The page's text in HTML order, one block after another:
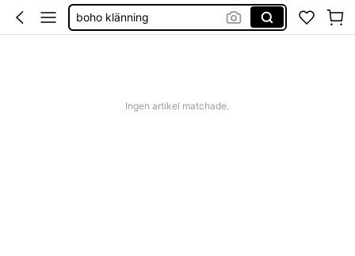
boho klänning
Ingen artikel matchade.